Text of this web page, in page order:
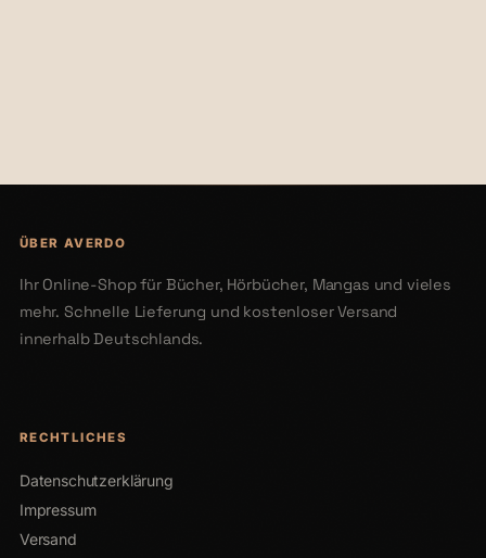
ÜBER AVERDO
Ihr Online-Shop für Bücher, Hörbücher, Mangas und vieles
mehr. Schnelle Lieferung und kostenloser Versand
innerhalb Deutschlands.
RECHTLICHES
Datenschutzerklärung
Impressum
Versand